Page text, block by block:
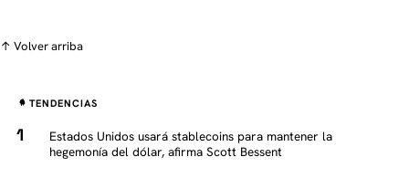
↑ Volver arriba
TENDENCIAS
Estados Unidos usará stablecoins para mantener la
hegemonía del dólar, afirma Scott Bessent